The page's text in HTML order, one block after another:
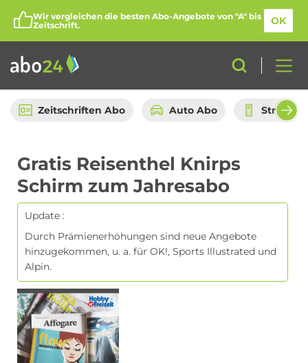
Wir vergleichen die besten Abo-Angebote von "A" bis
Zeitschrift.
OK
Zeitschriften Abo Auto Abo
Abo-Kategorien
Amazon Spar-Abo
Blumen Abo
Gratis Reisenthel Knirps
Schirm zum Jahresabo
Update :
Durch Prämienerhöhungen sind neue Angebote
hinzugekommen, u. a. für OK!, Sports Illustrated und
Alpin.